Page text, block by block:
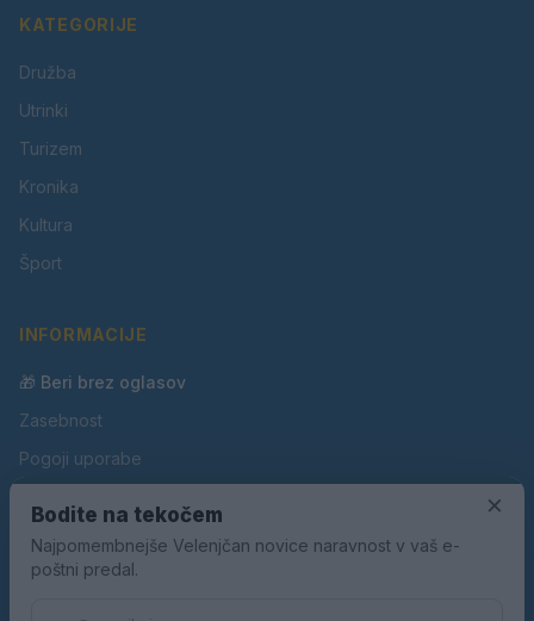
KATEGORIJE
Družba
Utrinki
Turizem
Kronika
Kultura
Šport
INFORMACIJE
🎁 Beri brez oglasov
Zasebnost
Pogoji uporabe
Oglaševanje
Kontakt
×
Bodite na tekočem
Najpomembnejše Velenjčan novice naravnost v vaš e-
poštni predal.